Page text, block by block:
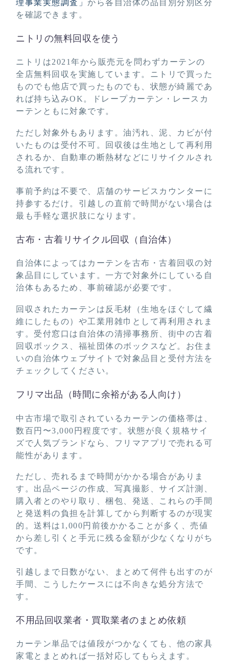
理事業実態調査」 から各自治体の品目別分別区分
を確認できます。
ニトリの無料回収を使う
ニトリは2021年から販売元を問わずカーテンの
全店無料回収を実施しています。ニトリで買った
ものでも他店で買ったものでも、状態が綺麗であ
れば持ち込みOK。ドレープカーテン・レースカ
ーテンともに対象です。
ただし対象外もあります。油汚れ、泥、カビが付
いたものは受付不可。回収後は生地として再利用
されるか、自動車の断熱材などにリサイクルされ
る流れです。
事前予約は不要で、店舗のサービスカウンターに
持参するだけ。引越しの直前で時間がない場合は
最も手軽な選択肢になります。
古布・古着リサイクル回収（自治体）
自治体によってはカーテンを古布・古着回収の対
象品目にしています。一方で対象外にしている自
治体もあるため、事前確認が必要です。
回収されたカーテンは反毛材（生地をほぐして繊
維にしたもの）や工業用雑巾として再利用されま
す。受付窓口は自治体の清掃事務所、街中の古着
回収ボックス、福祉団体のボックスなど。お住ま
いの自治体ウェブサイトで対象品目と受付方法を
チェックしてください。
フリマ出品（時間に余裕がある人向け）
中古市場で取引されているカーテンの価格帯は、
数百円〜3,000円程度です。状態が良く規格サイ
ズで人気ブランドなら、フリマアプリで売れる可
能性があります。
ただし、売れるまで時間がかかる場合がありま
す。出品ページの作成、写真撮影、サイズ計測、
購入者とのやり取り、梱包、発送、これらの手間
と発送料の負担を計算してから判断するのが現実
的。送料は1,000円前後かかることが多く、売値
から差し引くと手元に残る金額が少なくなりがち
です。
引越しまで日数がない、まとめて何件も出すのが
手間、こうしたケースには不向きな処分方法で
す。
不用品回収業者・買取業者のまとめ依頼
カーテン単品では値段がつかなくても、他の家具
家電とまとめれば一括対応してもらえます。